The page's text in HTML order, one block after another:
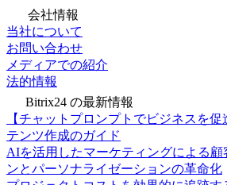
会社情報
当社について
お問い合わせ
メディアでの紹介
法的情報
Bitrix24 の最新情報
【チャットプロンプトでビジネスを
テンツ作成のガイド
AIを活用したマーケティングによる顧
ンとパーソナライゼーションの革命化